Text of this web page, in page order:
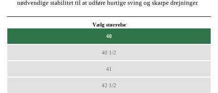
nødvendige stabilitet til at udføre hurtige sving og skarpe drejninger.
Vælg størrelse
40
40 1/2
41
42 1/2